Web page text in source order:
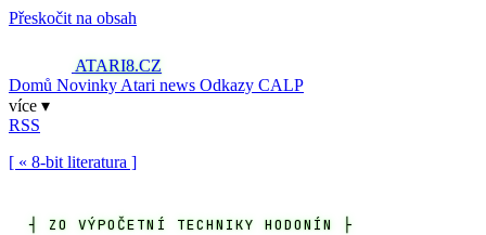
Přeskočit na obsah
ATARI8.CZ
Domů Novinky Atari news Odkazy CALP
více ▾
RSS
[ « 8-bit literatura ]
┤ ZO VÝPOČETNÍ TECHNIKY HODONÍN ├